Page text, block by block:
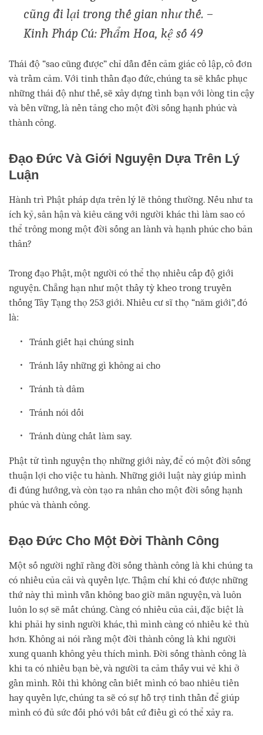
cũng đi lại trong thế gian như thế. –
Kinh Pháp Cú: Phẩm Hoa, kệ số 49
Thái độ “sao cũng được” chỉ dẫn đến cảm giác cô lập, cô đơn
và trầm cảm. Với tinh thần đạo đức, chúng ta sẽ khắc phục
những thái độ như thế, sẽ xây dựng tình bạn với lòng tin cậy
và bền vững, là nền tảng cho một đời sống hạnh phúc và
thành công.
Đạo Đức Và Giới Nguyện Dựa Trên Lý
Luận
Hành trì Phật pháp dựa trên lý lẽ thông thường. Nếu như ta
ích kỷ, sân hận và kiêu căng với người khác thì làm sao có
thể trông mong một đời sống an lành và hạnh phúc cho bản
thân?
Trong đạo Phật, một người có thể thọ nhiều cấp độ giới
nguyện. Chẳng hạn như một thầy tỳ kheo trong truyền
thống Tây Tạng thọ 253 giới. Nhiều cư sĩ thọ “năm giới”, đó
là:
Tránh giết hại chúng sinh
Tránh lấy những gì không ai cho
Tránh tà dâm
Tránh nói dối
Tránh dùng chất làm say.
Phật tử tình nguyện thọ những giới này, để có một đời sống
thuận lợi cho việc tu hành. Những giới luật này giúp mình
đi đúng hướng, và còn tạo ra nhân cho một đời sống hạnh
phúc và thành công.
Đạo Đức Cho Một Đời Thành Công
Một số người nghĩ rằng đời sống thành công là khi chúng ta
có nhiều của cải và quyền lực. Thậm chí khi có được những
thứ này thì mình vẫn không bao giờ mãn nguyện, và luôn
luôn lo sợ sẽ mất chúng. Càng có nhiều của cải, đặc biệt là
khi phải hy sinh người khác, thì mình càng có nhiều kẻ thù
hơn. Không ai nói rằng một đời thành công là khi người
xung quanh không yêu thích mình. Đời sống thành công là
khi ta có nhiều bạn bè, và người ta cảm thấy vui vẻ khi ở
gần mình. Rồi thì không cần biết mình có bao nhiêu tiền
hay quyền lực, chúng ta sẽ có sự hỗ trợ tinh thần để giúp
mình có đủ sức đối phó với bất cứ điều gì có thể xảy ra.